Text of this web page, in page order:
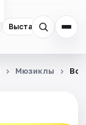
Выставки
Мюзиклы